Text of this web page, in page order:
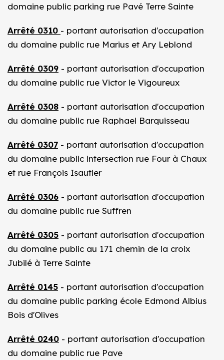
domaine public parking rue Pavé Terre Sainte
Arrêté 0310 - portant autorisation d'occupation
du domaine public rue Marius et Ary Leblond
Arrêté 0309 - portant autorisation d'occupation
du domaine public rue Victor le Vigoureux
Arrêté 0308 - portant autorisation d'occupation
du domaine public rue Raphael Barquisseau
Arrêté 0307 - portant autorisation d'occupation
du domaine public intersection rue Four à Chaux
et rue François Isautier
Arrêté 0306 - portant autorisation d'occupation
du domaine public rue Suffren
Arrêté 0305 - portant autorisation d'occupation
du domaine public au 171 chemin de la croix
Jubilé à Terre Sainte
Arrêté 0145 - portant autorisation d'occupation
du domaine public parking école Edmond Albius
Bois d'Olives
Arrêté 0240 - portant autorisation d'occupation
du domaine public rue Pave